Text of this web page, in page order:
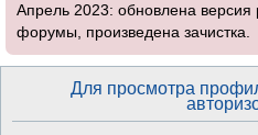
Апрель 2023: обновлена
форумы, произведена зачистка.
Для просмотра